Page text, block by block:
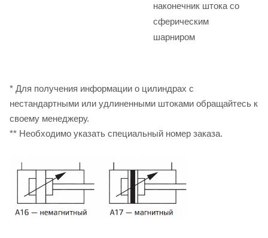
наконечник штока со
сферическим
шарниром
* Для получения информации о цилиндрах с
нестандартными или удлиненными штоками обращайтесь к
своему менеджеру.
** Необходимо указать специальный номер заказа.